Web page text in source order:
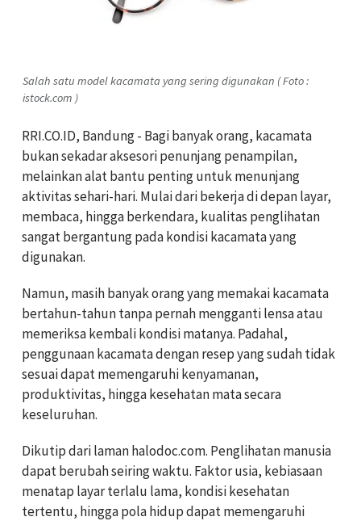
Salah satu model kacamata yang sering digunakan ( Foto :
istock.com )
RRI.CO.ID, Bandung - Bagi banyak orang, kacamata
bukan sekadar aksesori penunjang penampilan,
melainkan alat bantu penting untuk menunjang
aktivitas sehari-hari. Mulai dari bekerja di depan layar,
membaca, hingga berkendara, kualitas penglihatan
sangat bergantung pada kondisi kacamata yang
digunakan.
Namun, masih banyak orang yang memakai kacamata
bertahun-tahun tanpa pernah mengganti lensa atau
memeriksa kembali kondisi matanya. Padahal,
penggunaan kacamata dengan resep yang sudah tidak
sesuai dapat memengaruhi kenyamanan,
produktivitas, hingga kesehatan mata secara
keseluruhan.
Dikutip dari laman halodoc.com. Penglihatan manusia
dapat berubah seiring waktu. Faktor usia, kebiasaan
menatap layar terlalu lama, kondisi kesehatan
tertentu, hingga pola hidup dapat memengaruhi